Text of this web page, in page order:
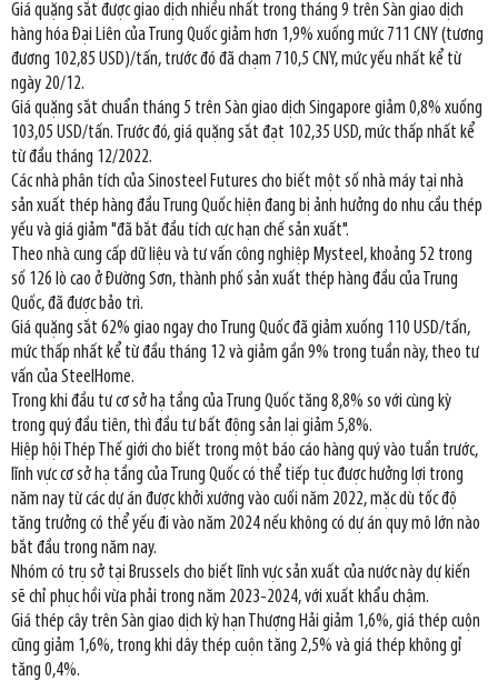
Giá quặng sắt được giao dịch nhiều nhất trong tháng 9 trên Sàn giao dịch
hàng hóa Đại Liên của Trung Quốc giảm hơn 1,9% xuống mức 711 CNY (tương
đương 102,85 USD)/tấn, trước đó đã chạm 710,5 CNY, mức yếu nhất kể từ
ngày 20/12.
Giá quặng sắt chuẩn tháng 5 trên Sàn giao dịch Singapore giảm 0,8% xuống
103,05 USD/tấn. Trước đó, giá quặng sắt đạt 102,35 USD, mức thấp nhất kể
từ đầu tháng 12/2022.
Các nhà phân tích của Sinosteel Futures cho biết một số nhà máy tại nhà
sản xuất thép hàng đầu Trung Quốc hiện đang bị ảnh hưởng do nhu cầu thép
yếu và giá giảm "đã bắt đầu tích cực hạn chế sản xuất".
Theo nhà cung cấp dữ liệu và tư vấn công nghiệp Mysteel, khoảng 52 trong
số 126 lò cao ở Đường Sơn, thành phố sản xuất thép hàng đầu của Trung
Quốc, đã được bảo trì.
Giá quặng sắt 62% giao ngay cho Trung Quốc đã giảm xuống 110 USD/tấn,
mức thấp nhất kể từ đầu tháng 12 và giảm gần 9% trong tuần này, theo tư
vấn của SteelHome.
Trong khi đầu tư cơ sở hạ tầng của Trung Quốc tăng 8,8% so với cùng kỳ
trong quý đầu tiên, thì đầu tư bất động sản lại giảm 5,8%.
Hiệp hội Thép Thế giới cho biết trong một báo cáo hàng quý vào tuần trước,
lĩnh vực cơ sở hạ tầng của Trung Quốc có thể tiếp tục được hưởng lợi trong
năm nay từ các dự án được khởi xướng vào cuối năm 2022, mặc dù tốc độ
tăng trưởng có thể yếu đi vào năm 2024 nếu không có dự án quy mô lớn nào
bắt đầu trong năm nay.
Nhóm có trụ sở tại Brussels cho biết lĩnh vực sản xuất của nước này dự kiến
sẽ chỉ phục hồi vừa phải trong năm 2023-2024, với xuất khẩu chậm.
Giá thép cây trên Sàn giao dịch kỳ hạn Thượng Hải giảm 1,6%, giá thép cuộn
cũng giảm 1,6%, trong khi dây thép cuộn tăng 2,5% và giá thép không gỉ
tăng 0,4%.